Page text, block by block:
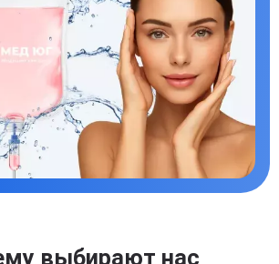
выбирают нас